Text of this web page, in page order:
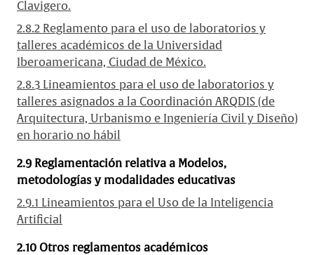
Clavigero.
2.8.2 Reglamento para el uso de laboratorios y
talleres académicos de la Universidad
Iberoamericana, Ciudad de México.
2.8.3 Lineamientos para el uso de laboratorios y
talleres asignados a la Coordinación ARQDIS (de
Arquitectura, Urbanismo e Ingeniería Civil y Diseño)
en horario no hábil
2.9 Reglamentación relativa a Modelos,
metodologías y modalidades educativas
2.9.1 Lineamientos para el Uso de la Inteligencia
Artificial
2.10 Otros reglamentos académicos